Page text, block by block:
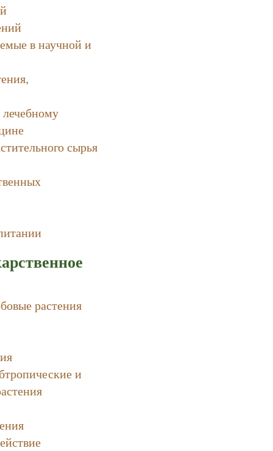
в научной и
лечебному
сырья
растения
и